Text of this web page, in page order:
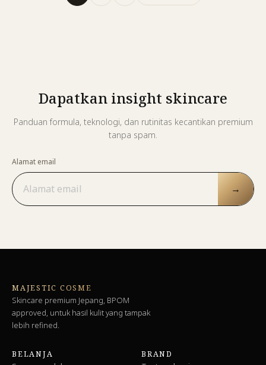
Dapatkan insight skincare
Panduan formula, teknologi, dan rutinitas kecantikan premium
tanpa spam.
Alamat email
→
MAJESTIC COSME
Skincare premium Jepang, BPOM
approved, untuk hasil kulit yang tampak
lebih refined.
BELANJA BRAND